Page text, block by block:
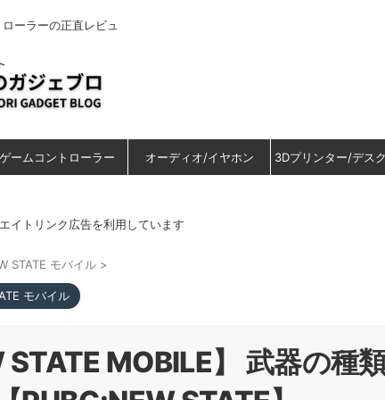
ーラーの正直レビュ
ゲームコントローラー オーディオ/イヤホン 3Dプリンター/デス
イトリンク広告を利用しています
STATE モバイル >
モバイル
STATE MOBILE】 武器の種